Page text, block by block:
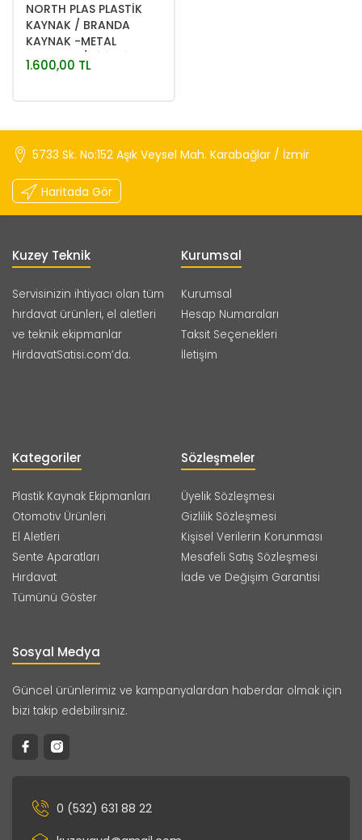
NORTH PLAS PLASTİK
KAYNAK / BRANDA
KAYNAK -METAL
MERDANE / SİLİNDİR
1.600,00 TL
5733 Sk. No:152 Aşık Veysel Mah. Karabağlar / İzmir
Haritada Gör
Kuzey Teknik
Servisinizin ihtiyacı olan tüm
hırdavat ürünleri, el aletleri
ve teknik ekipmanlar
HirdavatSatisi.com’da.
Kurumsal
Kurumsal
Hesap Numaraları
Taksit Seçenekleri
İletişim
Kategoriler
Plastik Kaynak Ekipmanları
Otomotiv Ürünleri
El Aletleri
Sente Aparatları
Hırdavat
Tümünü Göster
Sözleşmeler
Üyelik Sözleşmesi
Gizlilik Sözleşmesi
Kişisel Verilerin Korunması
Mesafeli Satış Sözleşmesi
İade ve Değişim Garantisi
Sosyal Medya
Güncel ürünlerimiz ve kampanyalardan haberdar olmak için
bizi takip edebilirsiniz.
0 (532) 631 88 22